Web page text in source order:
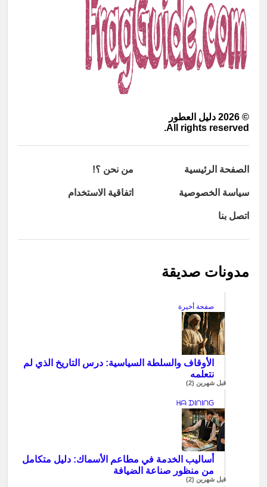
©
2026 دليل العطور
All rights reserved.
الصفحة الرئيسية من نحن ؟!
سياسة الخصوصية اتفاقية الاستخدام
اتصل بنا
مدونات صديقة
صفحة أخيرة
الأوقاف والسلطة السياسية: درس التاريخ الذي لم
نتعلمه
قبل شهرين (2)
ᕼᗩ ᗪIᑎIᑎG
أساليب الخدمة في مطاعم الأسماك: دليل متكامل
من منظور صناعة الضيافة
قبل شهرين (2)